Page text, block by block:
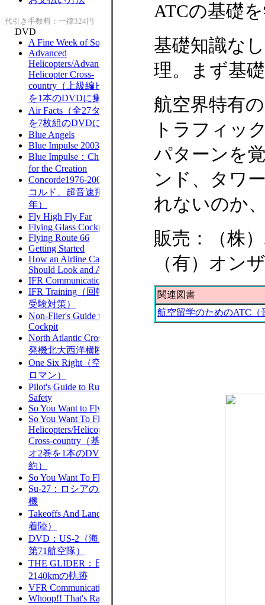
ATCの基礎
基礎知識な
理。まず基
航空界特有
トラフィッ
パターンを
ンド、タワ
れないのか
販売：（株
（有）オン
関連図書
航空留学のためのATC（